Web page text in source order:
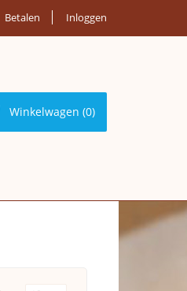
Betalen Inloggen
Winkelwagen (0)